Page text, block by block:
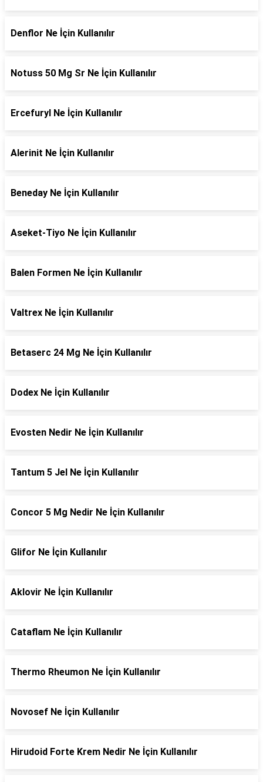
Denflor Ne İçin Kullanılır
Notuss 50 Mg Sr Ne İçin Kullanılır
Ercefuryl Ne İçin Kullanılır
Alerinit Ne İçin Kullanılır
Beneday Ne İçin Kullanılır
Aseket-Tiyo Ne İçin Kullanılır
Balen Formen Ne İçin Kullanılır
Valtrex Ne İçin Kullanılır
Betaserc 24 Mg Ne İçin Kullanılır
Dodex Ne İçin Kullanılır
Evosten Nedir Ne İçin Kullanılır
Tantum 5 Jel Ne İçin Kullanılır
Concor 5 Mg Nedir Ne İçin Kullanılır
Glifor Ne İçin Kullanılır
Aklovir Ne İçin Kullanılır
Cataflam Ne İçin Kullanılır
Thermo Rheumon Ne İçin Kullanılır
Novosef Ne İçin Kullanılır
Hirudoid Forte Krem Nedir Ne İçin Kullanılır